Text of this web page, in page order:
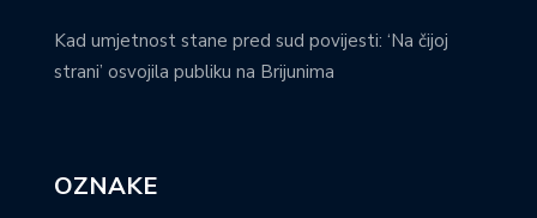
Kad umjetnost stane pred sud povijesti: ‘Na čijoj
strani’ osvojila publiku na Brijunima
OZNAKE